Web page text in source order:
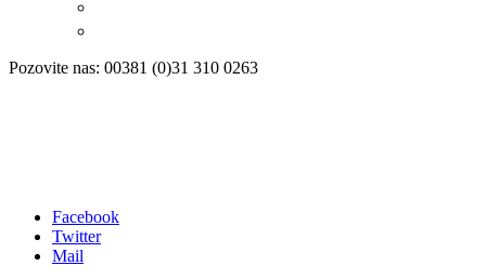
Pozovite nas: 00381 (0)31 310 0263
Facebook
Twitter
Mail